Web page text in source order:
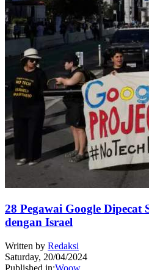
28 Pegawai Google Dipecat
dengan Israel
Written by Redaksi
Saturday, 20/04/2024
Published in:Woow